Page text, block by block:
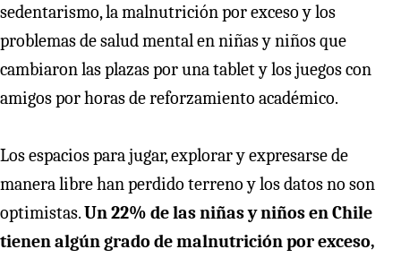
sedentarismo, la malnutrición por exceso y los
problemas de salud mental en niñas y niños que
cambiaron las plazas por una tablet y los juegos con
amigos por horas de reforzamiento académico.
Los espacios para jugar, explorar y expresarse de
manera libre han perdido terreno y los datos no son
optimistas.Un 22% de las niñas y niños en Chile
tienen algún grado de malnutrición por exceso,